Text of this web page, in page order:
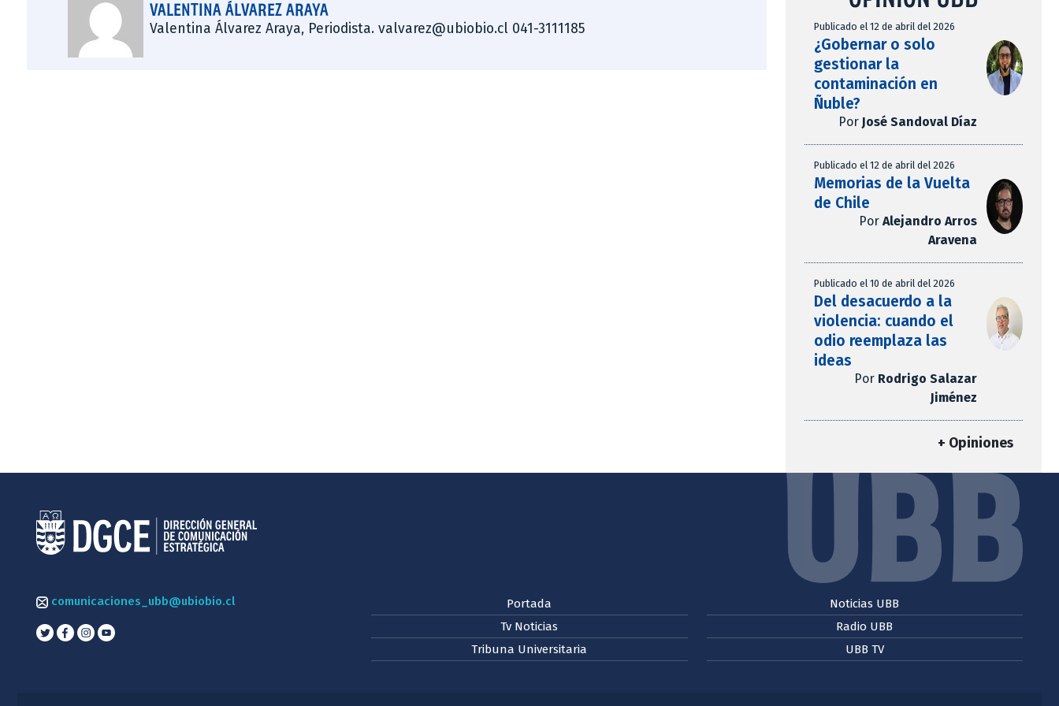
VALENTINA ÁLVAREZ ARAYA
Valentina Álvarez Araya, Periodista. valvarez@ubiobio.cl 041-3111185 Publicado el 12 de abril del 2026
¿Gobernar o solo
gestionar la
contaminación en
Ñuble?
Por José Sandoval Díaz
Publicado el 12 de abril del 2026
Memorias de la Vuelta
de Chile
Por Alejandro Arros
Aravena
Publicado el 10 de abril del 2026
Del desacuerdo a la
violencia: cuando el
odio reemplaza las
ideas
Por Rodrigo Salazar
Jiménez
+ Opiniones
comunicaciones_ubb@ubiobio.cl
Portada
Tv Noticias
Tribuna Universitaria
Noticias UBB
Radio UBB
UBB TV